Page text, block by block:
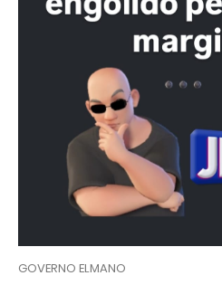
GOVERNO ELMANO